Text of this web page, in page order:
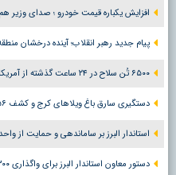
افزایش یکباره قیمت خودرو ؛ صدای وزیر
پیام جدید رهبر انقلاب؛ آینده درخشان
۶۵۰۰ تُن سلاح در ۲۴ ساعت گذشته از آمریکا به اسرائیل ارسال شد
دستگیری سارق باغ ویلاهای کرج و کشف ۵۶ فقره سرقت
استاندار البرز بر ساماندهی و حمایت از
دستور معاون استاندار البرز برای واگذاری ۴۳۰۰ واحد مسکونی در اشتهارد